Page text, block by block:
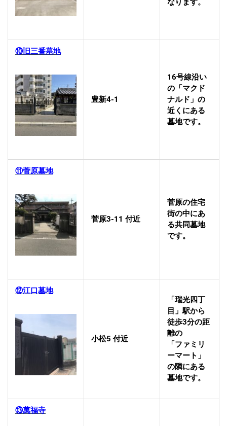
なります。
⑩旧三番墓地
豊新4-1
16号線沿い
の「マクド
ナルド」の
近くにある
墓地です。
⑪菅原墓地
菅原3-11 付近
菅原の住宅
街の中にあ
る共同墓地
です。
⑫江口墓地
小松5 付近
「瑞光四丁
目」駅から
徒歩3分の距
離の
「ファミリ
ーマート」
の隣にある
墓地です。
⑬萬福寺